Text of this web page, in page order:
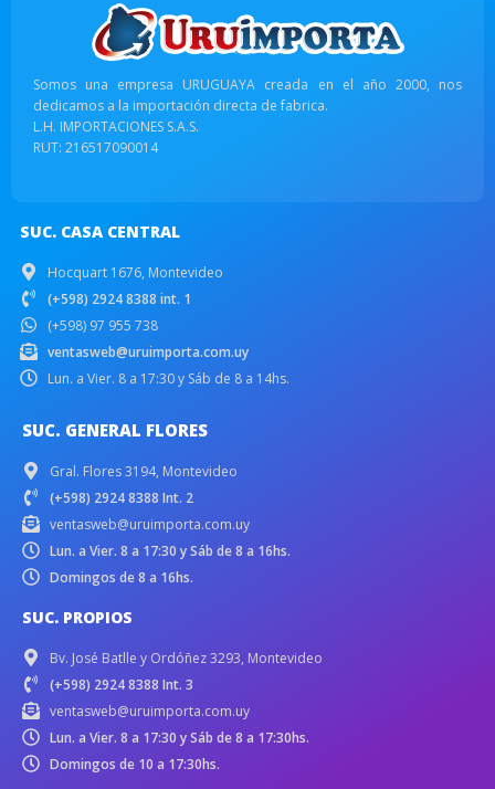
Somos una empresa URUGUAYA creada en el año 2000, nos
dedicamos a la importación directa de fabrica.
L.H. IMPORTACIONES S.A.S.
RUT: 216517090014
SUC. CASA CENTRAL
Hocquart 1676, Montevideo
(+598) 2924 8388 int. 1
(+598) 97 955 738
ventasweb@uruimporta.com.uy
Lun. a Vier. 8 a 17:30 y Sáb de 8 a 14hs.
SUC. GENERAL FLORES
Gral. Flores 3194, Montevideo
(+598) 2924 8388 Int. 2
ventasweb@uruimporta.com.uy
Lun. a Vier. 8 a 17:30 y Sáb de 8 a 16hs.
Domingos de 8 a 16hs.
SUC. PROPIOS
Bv. José Batlle y Ordóñez 3293, Montevideo
(+598) 2924 8388 Int. 3
ventasweb@uruimporta.com.uy
Lun. a Vier. 8 a 17:30 y Sáb de 8 a 17:30hs.
Domingos de 10 a 17:30hs.